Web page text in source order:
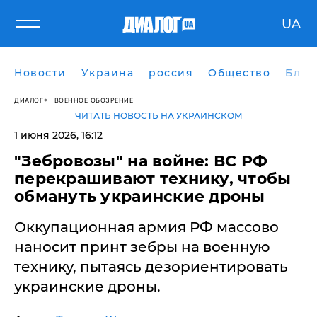
UA
Новости Украина россия Общество
ДИАЛОГ ВОЕННОЕ ОБОЗРЕНИЕ
ЧИТАТЬ НОВОСТЬ НА УКРАИНСКОМ
1 июня 2026, 16:12
​"Зебровозы" на войне: ВС РФ
перекрашивают технику, чтобы
обмануть украинские дроны
Оккупационная армия РФ массово
наносит принт зебры на военную
технику, пытаясь дезориентировать
украинские дроны.